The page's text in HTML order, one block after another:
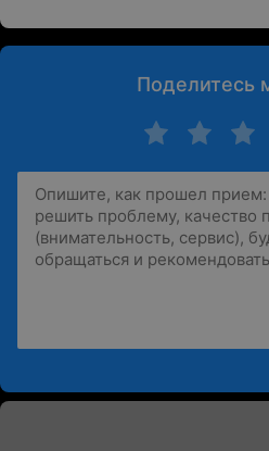
Поделитесь